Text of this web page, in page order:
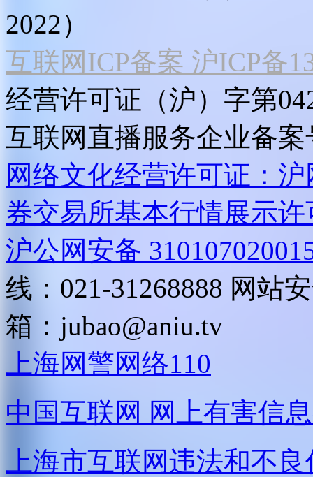
2022）
互联网ICP备案 沪ICP备
经营许可证（沪）字第
互联网直播服务企业备案
网络文化经营许可证：
券交易所基本行情展示许
沪公网安备
线：021-31268888 网站
箱： jubao@aniu.tv
上海网警网络110
中国互联网 网上有害信
上海市互联网违法和不